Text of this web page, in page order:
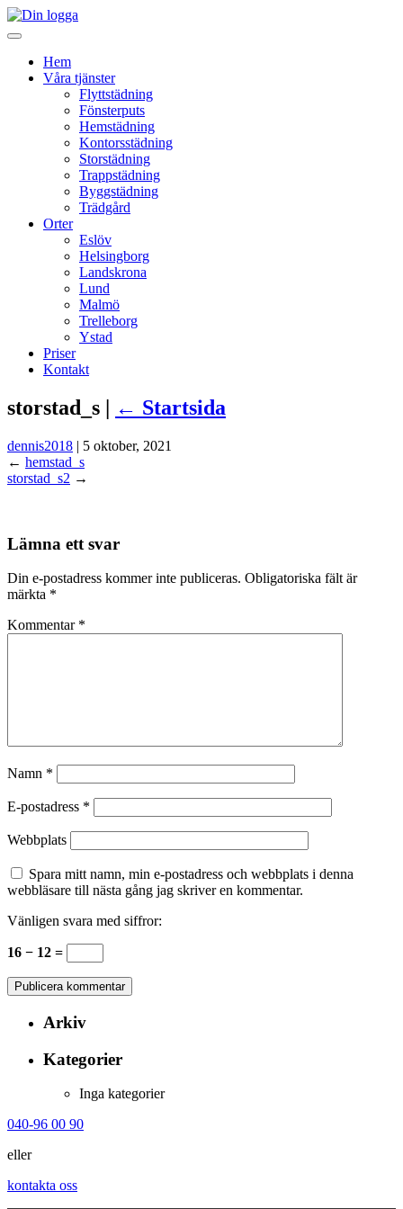
Hem
Våra tjänster
Flyttstädning
Fönsterputs
Hemstädning
Kontorsstädning
Storstädning
Trappstädning
Byggstädning
Trädgård
Orter
Eslöv
Helsingborg
Landskrona
Lund
Malmö
Trelleborg
Ystad
Priser
Kontakt
storstad_s | ← Startsida
dennis2018 | 5 oktober, 2021
← hemstad_s
storstad_s2 →
Lämna ett svar
Din e-postadress kommer inte publiceras. Obligatoriska fält är
märkta *
Kommentar *
Namn *
E-postadress *
Webbplats
Spara mitt namn, min e-postadress och webbplats i denna
webbläsare till nästa gång jag skriver en kommentar.
Vänligen svara med siffror:
16 − 12 =
Arkiv
Kategorier
Inga kategorier
040-96 00 90
eller
kontakta oss